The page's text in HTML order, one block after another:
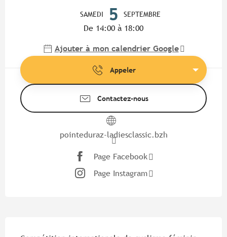
SAMEDI 5 SEPTEMBRE
De 14:00 à 18:00
Ajouter à mon calendrier Google
Appeler
Contactez-nous
pointeduraz-ladiesclassic.bzh
Page Facebook
Page Instagram